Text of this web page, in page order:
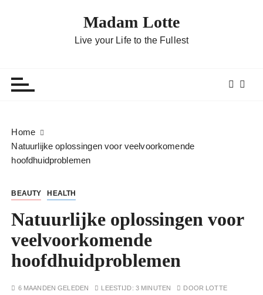
Madam Lotte
Live your Life to the Fullest
Home
Natuurlijke oplossingen voor veelvoorkomende
hoofdhuidproblemen
BEAUTY HEALTH
Natuurlijke oplossingen voor
veelvoorkomende
hoofdhuidproblemen
6 MAANDEN GELEDEN LEESTIJD: 3 MINUTEN DOOR LOTTE